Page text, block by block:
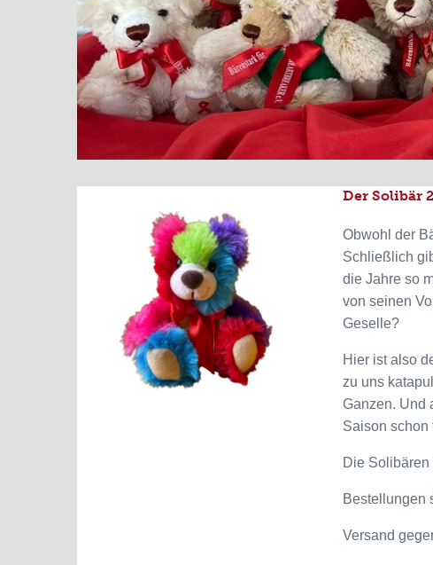
Der Solibär
Obwohl der
Schließlich
die Jahre so
von seinen
Geselle?
Hier ist also
zu uns
Ganzen. Und
Saison schon
Die
Bestellungen
Versand